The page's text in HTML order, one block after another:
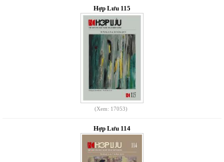
Hợp Lưu 115
(Xem: 17053)
Hợp Lưu 114